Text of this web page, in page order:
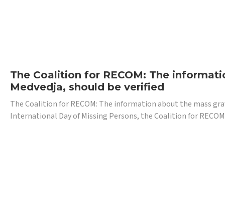
The Coalition for RECOM: The
Medvedja, should be verified
The Coalition for RECOM: The information about the mass
International Day of Missing Persons, the Coalition for